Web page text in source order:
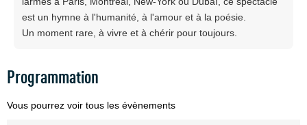
est un hymne à l'humanité, à l'amour et à la poésie.
Un moment rare, à vivre et à chérir pour toujours.
Programmation
Vous pourrez voir tous les évènements